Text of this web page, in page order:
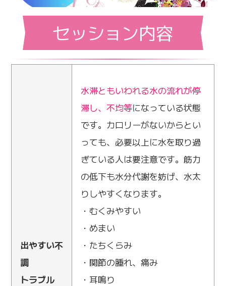
セッション内容
出やすい不
調
トラブル
水滞ともいわれる水の流れが停
滞し、不均等になっている状態
です。カロリーがないからとい
っても、必要以上に水を取り過
ぎている人は要注意です。筋力
の低下も水分代謝を妨げ、水太
りしやすくなります。
・むくみやすい
・めまい
・たちくらみ
・関節の腫れ、痛み
・耳鳴り